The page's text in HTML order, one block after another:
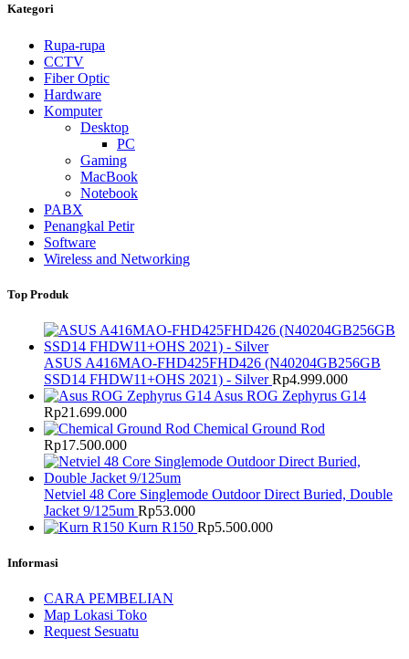
Kategori
Rupa-rupa
CCTV
Fiber Optic
Hardware
Komputer
Desktop
PC
Gaming
MacBook
Notebook
PABX
Penangkal Petir
Software
Wireless and Networking
Top Produk
ASUS A416MAO-FHD425FHD426 (N40204GB256GB
SSD14 FHDW11+OHS 2021) - Silver Rp4.999.000
Asus ROG Zephyrus G14
Rp21.699.000
Chemical Ground Rod
Rp17.500.000
Netviel 48 Core Singlemode Outdoor Direct Buried, Double
Jacket 9/125um Rp53.000
Kurn R150 Rp5.500.000
Informasi
CARA PEMBELIAN
Map Lokasi Toko
Request Sesuatu